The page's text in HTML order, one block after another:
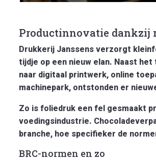
Productinnovatie dankzij
Drukkerij Janssens verzorgt
tijdje op een nieuw elan. Naast
naar digitaal printwerk, online
machinepark, ontstonden er
Zo is foliedruk een fel gesmaakt
voedingsindustrie.
branche, hoe specifieker de
BRC-normen en zo